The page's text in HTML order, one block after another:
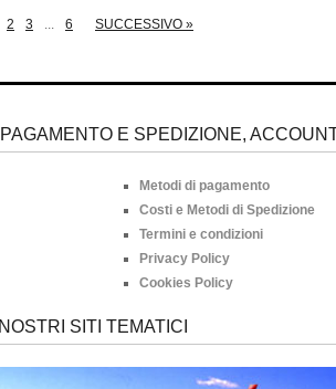
2 3 ... 6 SUCCESSIVO »
PAGAMENTO E SPEDIZIONE,
Metodi di pagamento
Costi e Metodi di Spedizione
Termini e condizioni
Privacy Policy
Cookies Policy
SITI TEMATICI